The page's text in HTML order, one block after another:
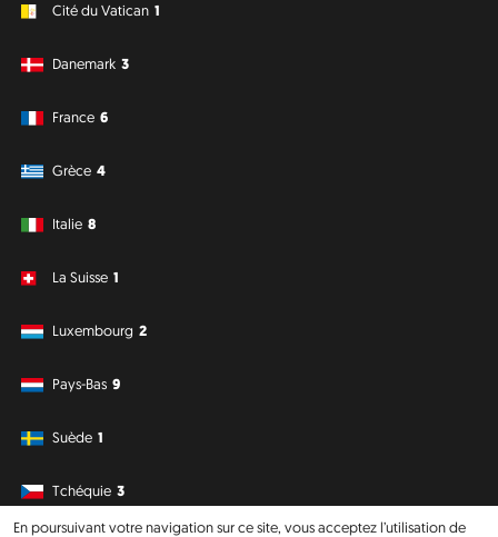
En poursuivant votre navigation sur ce site, vous acceptez l’utilisation de
Cité du Vatican 1
Danemark 3
France 6
Grèce 4
Italie 8
La Suisse 1
Luxembourg 2
Pays-Bas 9
Suède 1
Tchéquie 3